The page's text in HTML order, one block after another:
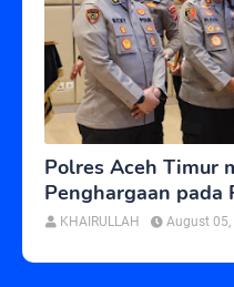
Polres Aceh Timur
Penghargaan pada
Aceh
KHAIRULLAH August 05,